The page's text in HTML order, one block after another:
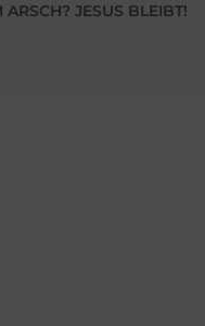
JESUS BLEIBT!